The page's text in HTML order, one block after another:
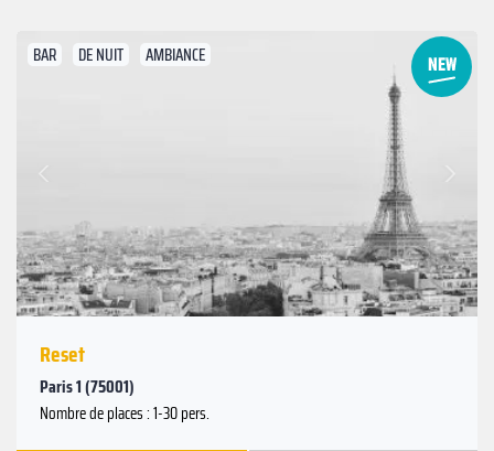
BAR DE NUIT AMBIANCE
Suivant
Reset
Paris 1 (75001)
Nombre de places : 1-30 pers.